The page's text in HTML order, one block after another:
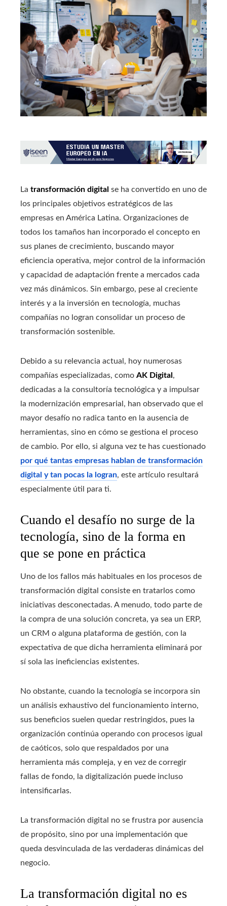
La transformación digital se ha convertido en uno de
los principales objetivos estratégicos de las
empresas en América Latina. Organizaciones de
todos los tamaños han incorporado el concepto en
sus planes de crecimiento, buscando mayor
eficiencia operativa, mejor control de la información
y capacidad de adaptación frente a mercados cada
vez más dinámicos. Sin embargo, pese al creciente
interés y a la inversión en tecnología, muchas
compañías no logran consolidar un proceso de
transformación sostenible.
Debido a su relevancia actual, hoy numerosas
compañías especializadas, como AK Digital,
dedicadas a la consultoría tecnológica y a impulsar
la modernización empresarial, han observado que el
mayor desafío no radica tanto en la ausencia de
herramientas, sino en cómo se gestiona el proceso
de cambio. Por ello, si alguna vez te has cuestionado
por qué tantas empresas hablan de transformación
digital y tan pocas la logran, este artículo resultará
especialmente útil para ti.
Cuando el desafío no surge de la
tecnología, sino de la forma en
que se pone en práctica
Uno de los fallos más habituales en los procesos de
transformación digital consiste en tratarlos como
iniciativas desconectadas. A menudo, todo parte de
la compra de una solución concreta, ya sea un ERP,
un CRM o alguna plataforma de gestión, con la
expectativa de que dicha herramienta eliminará por
sí sola las ineficiencias existentes.
No obstante, cuando la tecnología se incorpora sin
un análisis exhaustivo del funcionamiento interno,
sus beneficios suelen quedar restringidos, pues la
organización continúa operando con procesos igual
de caóticos, solo que respaldados por una
herramienta más compleja, y en vez de corregir
fallas de fondo, la digitalización puede incluso
intensificarlas.
La transformación digital no se frustra por ausencia
de propósito, sino por una implementación que
queda desvinculada de las verdaderas dinámicas del
negocio.
La transformación digital no es